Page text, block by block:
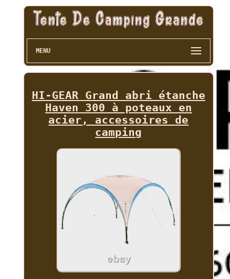
MENU
HI-GEAR Grand abri étanche
Haven 300 à poteaux en
acier, accessoires de
camping